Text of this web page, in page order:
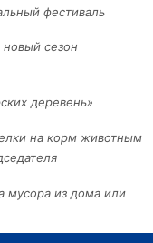
фестиваль
сезон
деревень»
на корм животным
мусора из дома или